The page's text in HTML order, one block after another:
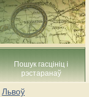
Пошук гасцініц і
рэстаранаў
Львоў